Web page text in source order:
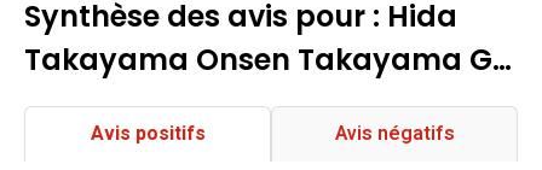
Synthèse des avis pour : Hida
Takayama Onsen Takayama G…
Avis positifs Avis négatifs